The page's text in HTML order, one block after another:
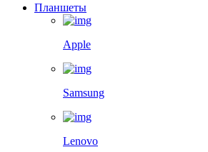
Планшеты
Apple
Samsung
Lenovo